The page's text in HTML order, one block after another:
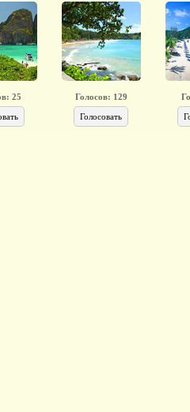
25 Голосов: 129
Голосовать